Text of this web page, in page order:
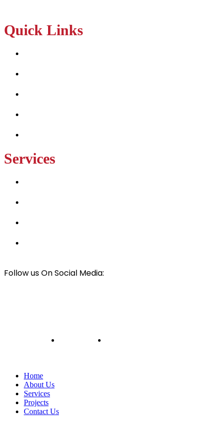
Quick Links
Services
Follow us On Social Media:
Privacy Policy
Home
About Us
Services
Projects
Contact Us